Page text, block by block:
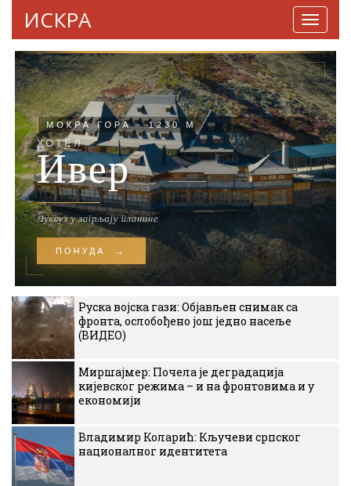
ИСКРА
Руска војска гази: Објављен снимак са
фронта, ослобођено још једно насеље
(ВИДЕО)
Миршајмер: Почела је деградација
кијевског режима – и на фронтовима и у
економији
Владимир Коларић: Кључеви српског
националног идентитета